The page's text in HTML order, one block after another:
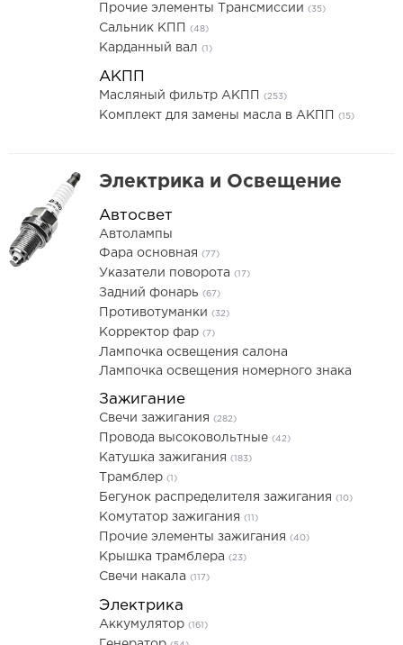
Прочие элементы Трансмиссии (35)
Сальник КПП (48)
Карданный вал (1)
АКПП
Масляный фильтр АКПП (253)
Комплект для замены масла в АКПП (15)
Электрика и Освещение
Автосвет
Автолампы
Фара основная (77)
Указатели поворота (17)
Задний фонарь (67)
Противотуманки (32)
Корректор фар (7)
Лампочка освещения салона
Лампочка освещения номерного знака
Зажигание
Свечи зажигания (282)
Провода высоковольтные (42)
Катушка зажигания (183)
Трамблер (1)
Бегунок распределителя зажигания (10)
Комутатор зажигания (11)
Прочие элементы зажигания (40)
Крышка трамблера (23)
Свечи накала (117)
Электрика
Аккумулятор (161)